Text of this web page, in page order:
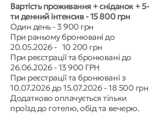
Вартість проживання + сніданок + 5-
ти денний інтенсив - 15 800 грн
Один день - 3 900 грн
При раньому бронювані до
20.05.2026- 10 200 грн
При реєстрації та бронювані до
26.06.2026 - 13 900 ГРН
При реєстрації та бронювані з
10.07.2026до15.07.2026 - 18 500 грн
Додатково оплачується тільки
проїзд до готелю, обід та вечерю.​​​​